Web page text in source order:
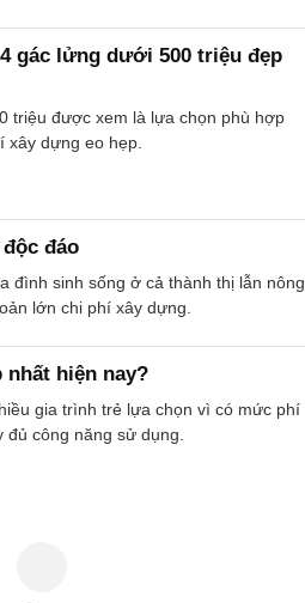
gác lửng dưới 500 triệu đẹp
triệu được xem là lựa chọn phù hợp
dựng eo hẹp.
đáo
đình sinh sống ở cả thành thị lẫn nông
lớn chi phí xây dựng.
nhất hiện nay?
gia trình trẻ lựa chọn vì có mức phí
công năng sử dụng.